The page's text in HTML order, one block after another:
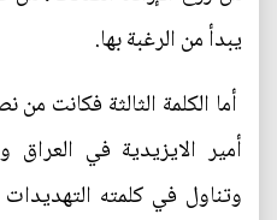
يبدأ من الرغبة بها.
أما الكلمة الثالثة فكانت
أمير الايزيدية في العراق
وتناول في كلمته